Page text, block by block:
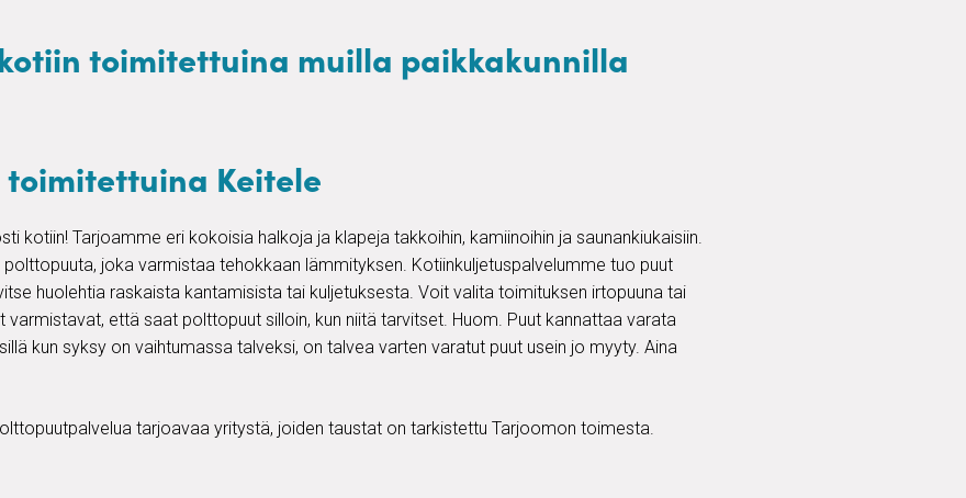
toimitettuina muilla paikkakunnilla
Keitele
kotiin! Tarjoamme eri kokoisia halkoja ja klapeja takkoihin, kamiinoihin ja saunankiukaisiin.
joka varmistaa tehokkaan lämmityksen. Kotiinkuljetuspalvelumme tuo puut
huolehtia raskaista kantamisista tai kuljetuksesta. Voit valita toimituksen irtopuuna tai
että saat polttopuut silloin, kun niitä tarvitset. Huom. Puut kannattaa varata
kun syksy on vaihtumassa talveksi, on talvea varten varatut puut usein jo myyty. Aina
tarjoavaa yritystä, joiden taustat on tarkistettu Tarjoomon toimesta.